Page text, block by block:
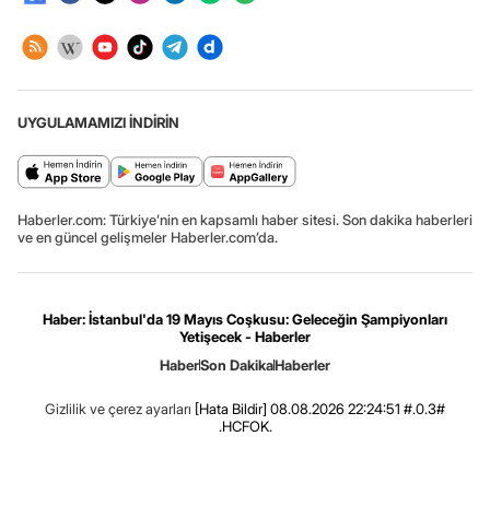
UYGULAMAMIZI İNDİRİN
Haberler.com: Türkiye’nin en kapsamlı haber sitesi. Son dakika haberleri
ve en güncel gelişmeler Haberler.com’da.
Haber: İstanbul'da 19 Mayıs Coşkusu: Geleceğin Şampiyonları
Yetişecek - Haberler
HaberSon DakikaHaberler
Gizlilik ve çerez ayarları [Hata Bildir] 08.08.2026 22:24:51 #.0.3#
.HCFOK.